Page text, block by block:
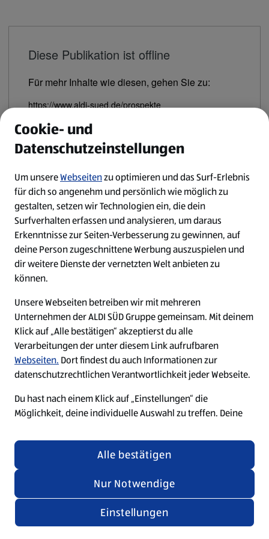
Diese Publikation ist offline
Für mehr Inhalte wie diesen, gehen Sie zu:
https://www.aldi-sued.de/prospekte
Fortfahren zum Link
Cookie- und
Datenschutzeinstellungen
Um unsereWebseitenzu optimieren und das Surf-Erlebnis
für dich so angenehm und persönlich wie möglich zu
gestalten, setzen wir Technologien ein, die dein
Surfverhalten erfassen und analysieren, um daraus
Erkenntnisse zur Seiten-Verbesserung zu gewinnen, auf
deine Person zugeschnittene Werbung auszuspielen und
dir weitere Dienste der vernetzten Welt anbieten zu
können.
Unsere Webseiten betreiben wir mit mehreren
Unternehmen der ALDI SÜD Gruppe gemeinsam. Mit deinem
Klick auf „Alle bestätigen“ akzeptierst du alle
Verarbeitungen der unter diesem Link aufrufbaren
Webseiten. Dort findest du auch Informationen zur
datenschutzrechtlichen Verantwortlichkeit jeder Webseite.
Du hast nach einem Klick auf „Einstellungen“ die
Möglichkeit, deine individuelle Auswahl zu treffen. Deine
„Cookie-Einstellungen“ am Ende jeder Seite widerrufen
oder anpassen. Änderungen in den Cookie-Einstellungen
für unsere Webseiten und Apps, die du in weiteren Tabs
oder Fenstern deines Browsers oder der App geöffnet hast,
werden wirksam, wenn die jeweilige Webseite, der Tab
oder die App aktualisiert oder geschlossen und
anschließend wieder geöffnet werden.
Einstellungen
Nur Notwendige
Alle bestätigen